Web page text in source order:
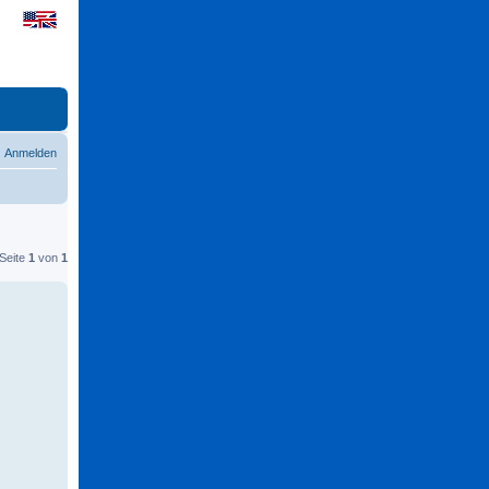
Anmelden
1 von 1